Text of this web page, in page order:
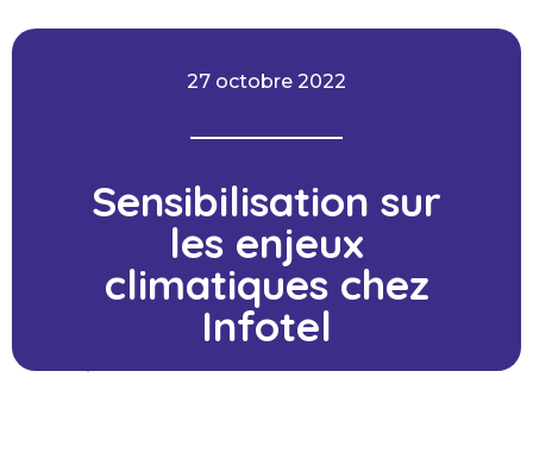
27 octobre 2022
Sensibilisation sur
les enjeux
climatiques chez
Infotel